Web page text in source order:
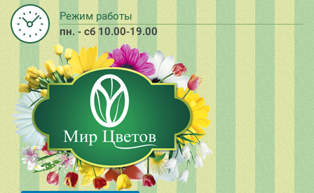
Режим работы
пн. - сб 10.00-19.00